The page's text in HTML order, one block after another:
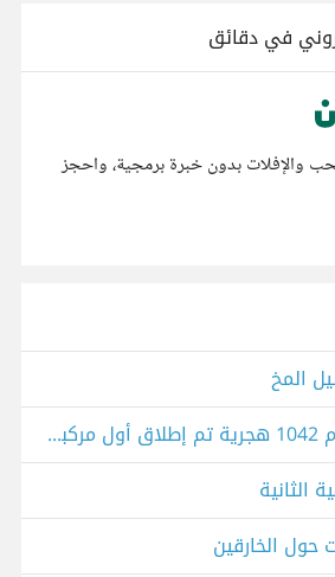
في دقائق
والإفلات بدون خبرة برمجية، واحجز
المخ
هل تعلم أنه في عام 1042 هجرية تم إطلاق أول مركبة للفضاء بعهد السلطان، مراد الرابع؟
الثانية
حول الخارقين